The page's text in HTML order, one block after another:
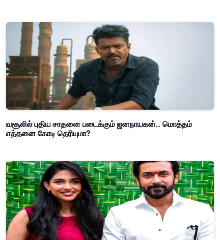
வசூலில் புதிய சாதனை படைக்கும் ஜனநாயகன்.. மொத்தம்
எத்தனை கோடி தெரியுமா?